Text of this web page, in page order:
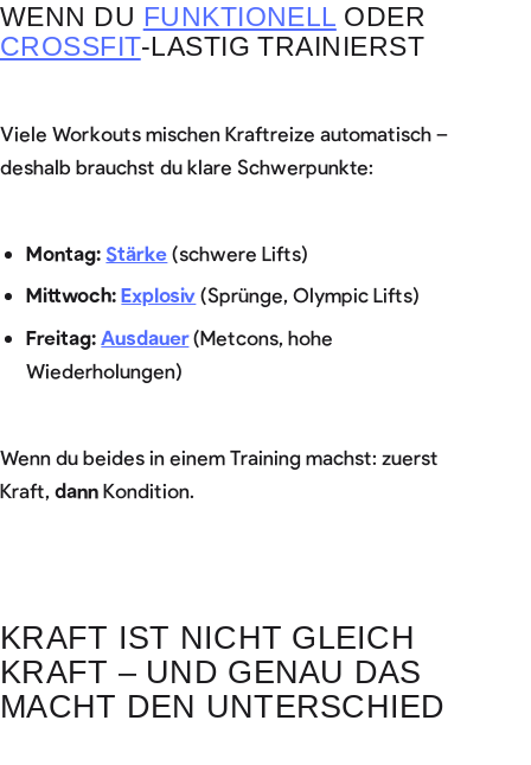
WENN DU FUNKTIONELL ODER
CROSSFIT-LASTIG TRAINIERST
Viele Workouts mischen Kraftreize automatisch –
deshalb brauchst du klare Schwerpunkte:
Montag:Stärke (schwere Lifts)
Mittwoch:Explosiv (Sprünge, Olympic Lifts)
Freitag: Ausdauer(Metcons, hohe
Wiederholungen)
Wenn du beides in einem Training machst: zuerst
Kraft, dann Kondition.
KRAFT IST NICHT GLEICH
KRAFT – UND GENAU DAS
MACHT DEN UNTERSCHIED